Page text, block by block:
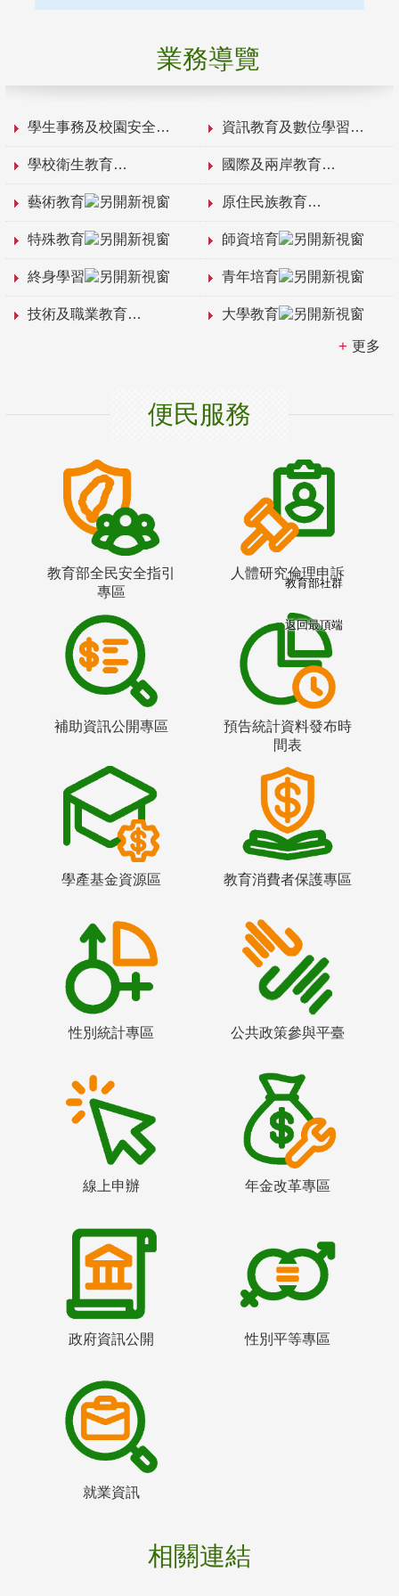
業務導覽
學生事務及校園安全 資訊教育及數位學習
學校衛生教育 國際及兩岸教育
藝術教育 原住民族教育
特殊教育 師資培育
終身學習 青年培育
技術及職業教育 大學教育
更多
便民服務
教育部全民安全指引
專區
人體研究倫理申訴
補助資訊公開專區
預告統計資料發布時
間表
學產基金資源區 教育消費者保護專區
性別統計專區 公共政策參與平臺
線上申辦 年金改革專區
政府資訊公開 性別平等專區
就業資訊
相關連結
教育部社群
返回最頂端